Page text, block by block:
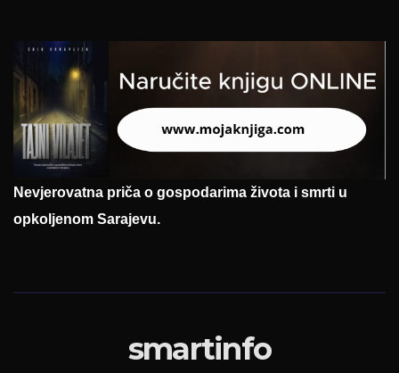
Nevjerovatna priča o gospodarima života i smrti u
opkoljenom Sarajevu.
smartinfo